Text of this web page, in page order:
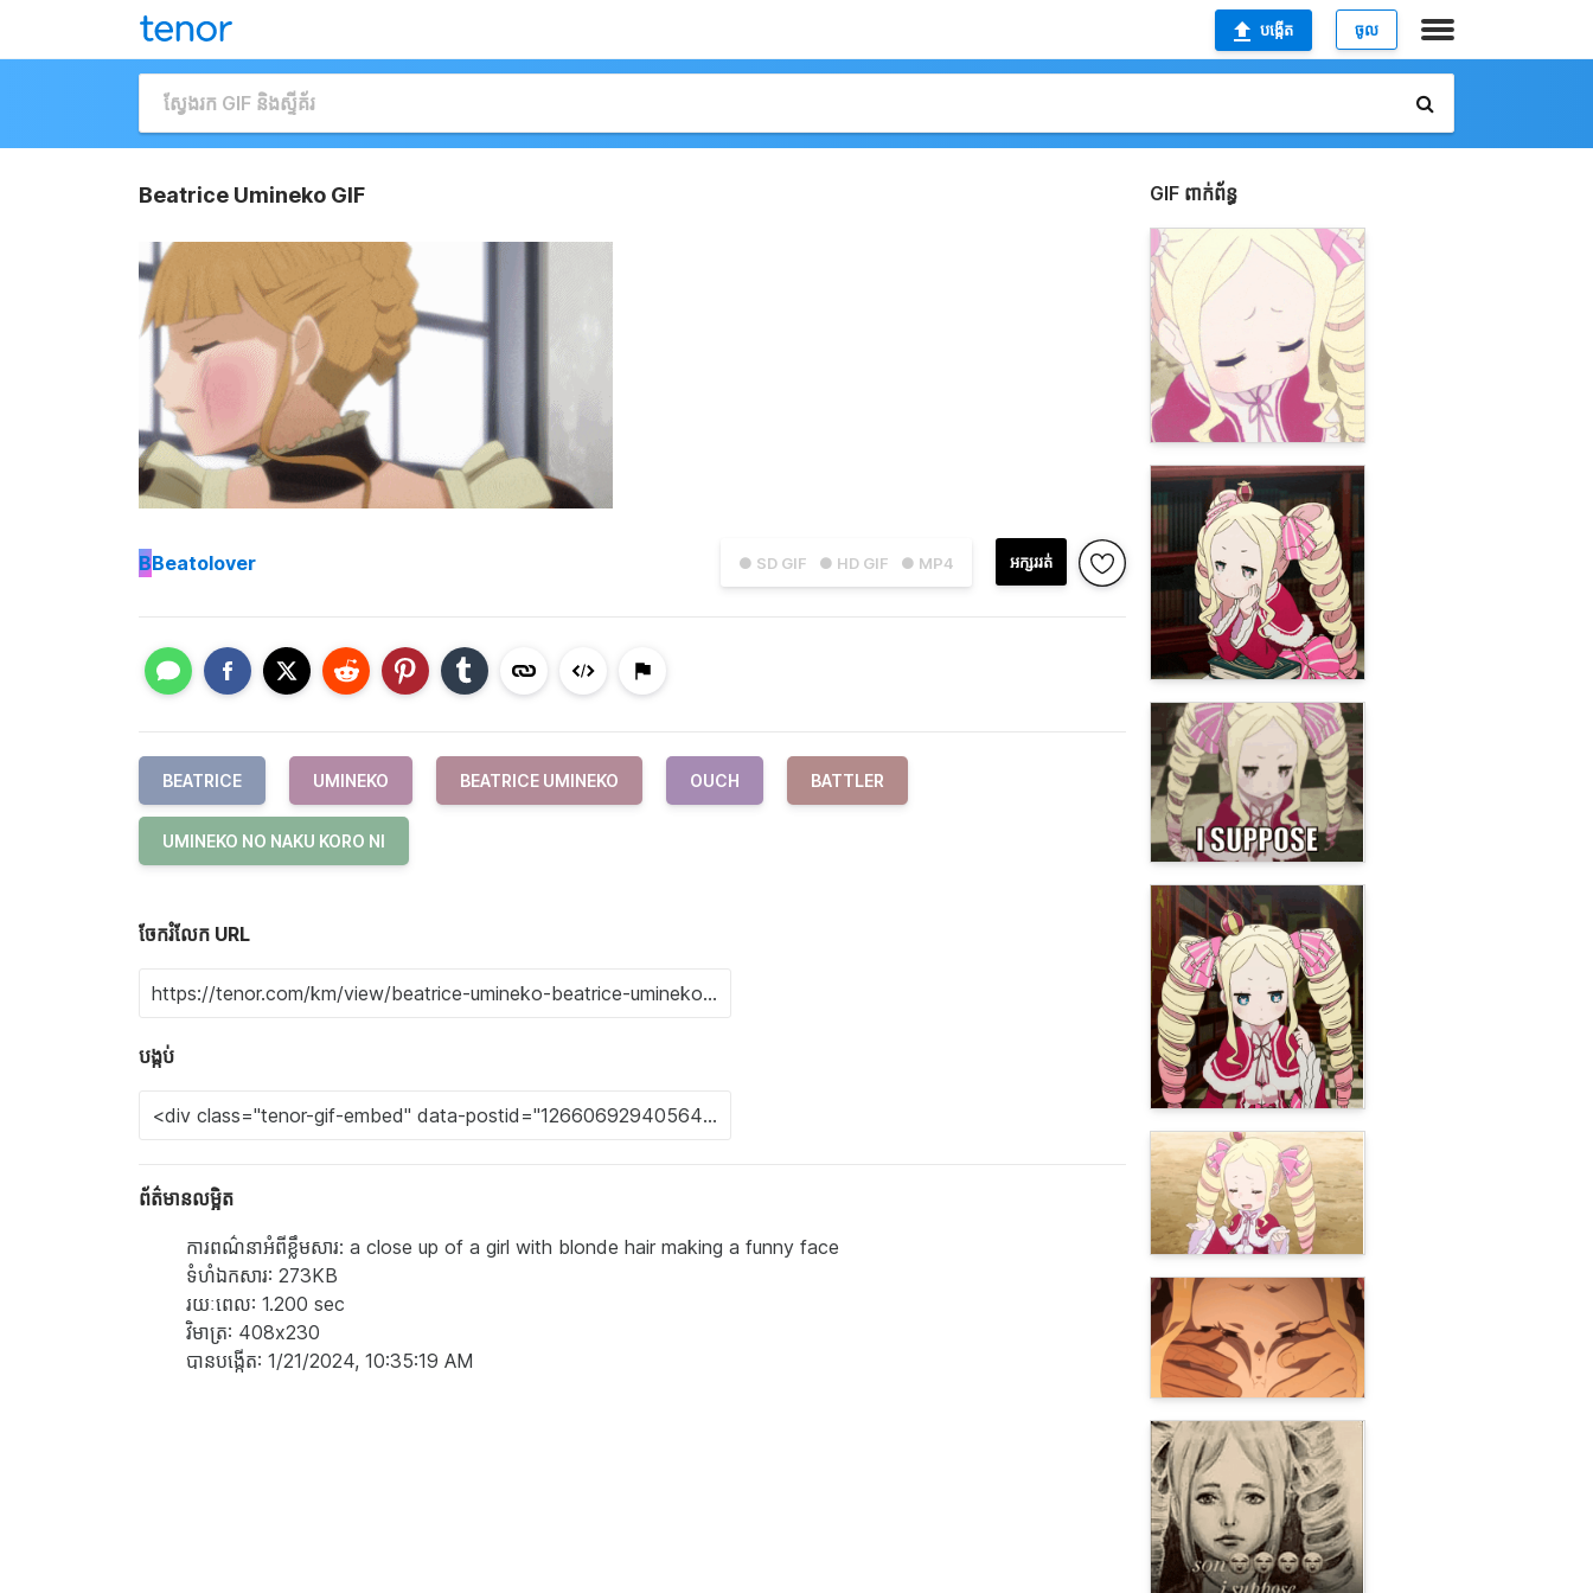
បង្កើត ចូល
Beatrice Umineko GIF
● SD GIF ● HD GIF ● MP4 អក្សររត់
BBeatolover
BEATRICE UMINEKO BEATRICE UMINEKO OUCH BATTLER
UMINEKO NO NAKU KORO NI
ចែករំលែក URL
បង្កប់
ព័ត៌មានលម្អិត
ការពណ៌នាអំពីខ្លឹមសារ: a close up of a girl with blonde hair making a funny face
ទំហំ​ឯកសារ: 273KB
រយៈពេល: 1.200 sec
វិមាត្រ: 408x230
បាន​បង្កើត: 1/21/2024, 10:35:19 AM
GIF ពាក់ព័ន្ធ